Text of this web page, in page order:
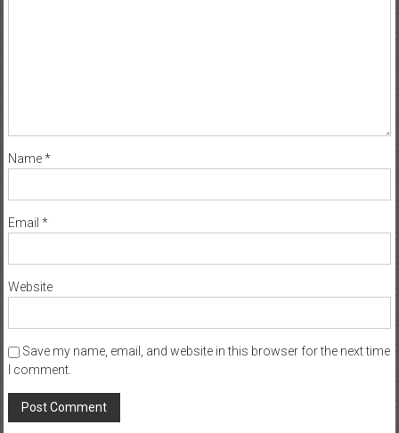
Name*
Email *
Website
Save my name, email, and website in this browser for the next time
I comment.